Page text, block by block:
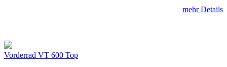
mehr Details
Vorderrad VT 600 Top